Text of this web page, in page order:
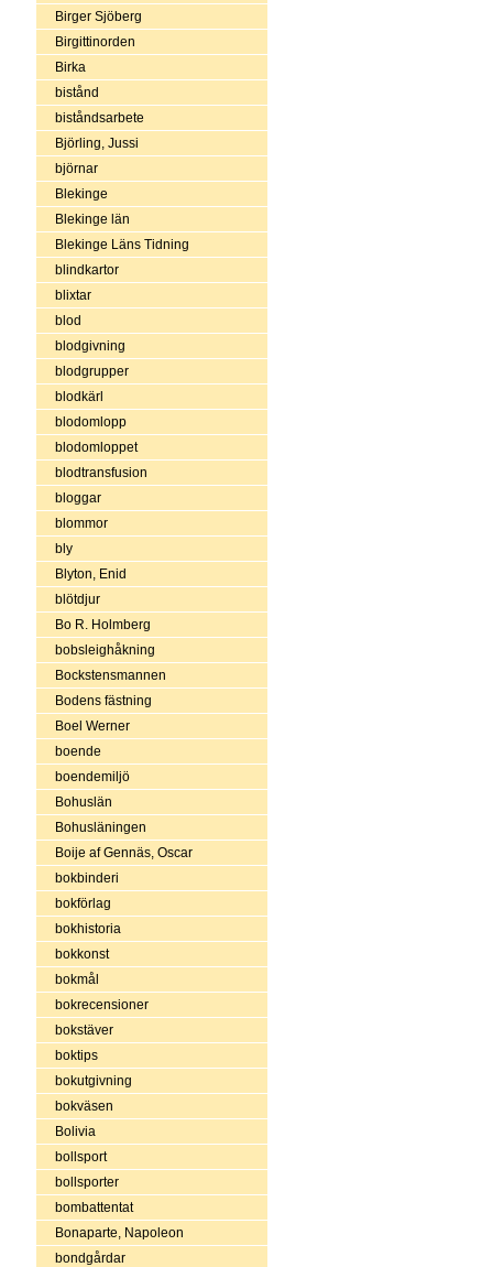
Birger Sjöberg
Birgittinorden
Birka
bistånd
biståndsarbete
Björling, Jussi
björnar
Blekinge
Blekinge län
Blekinge Läns Tidning
blindkartor
blixtar
blod
blodgivning
blodgrupper
blodkärl
blodomlopp
blodomloppet
blodtransfusion
bloggar
blommor
bly
Blyton, Enid
blötdjur
Bo R. Holmberg
bobsleighåkning
Bockstensmannen
Bodens fästning
Boel Werner
boende
boendemiljö
Bohuslän
Bohusläningen
Boije af Gennäs, Oscar
bokbinderi
bokförlag
bokhistoria
bokkonst
bokmål
bokrecensioner
bokstäver
boktips
bokutgivning
bokväsen
Bolivia
bollsport
bollsporter
bombattentat
Bonaparte, Napoleon
bondgårdar